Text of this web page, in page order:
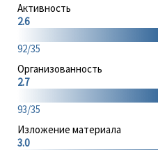
Активность
2.6
92/35
Организованность
2.7
93/35
Изложение материала
3.0